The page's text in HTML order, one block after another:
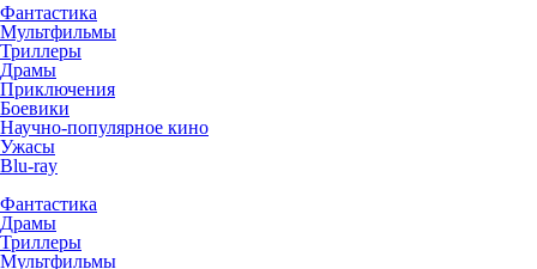
Фантастика
Мультфильмы
Триллеры
Драмы
Приключения
Боевики
Научно-популярное кино
Ужасы
Blu-ray
Фантастика
Драмы
Триллеры
Мультфильмы